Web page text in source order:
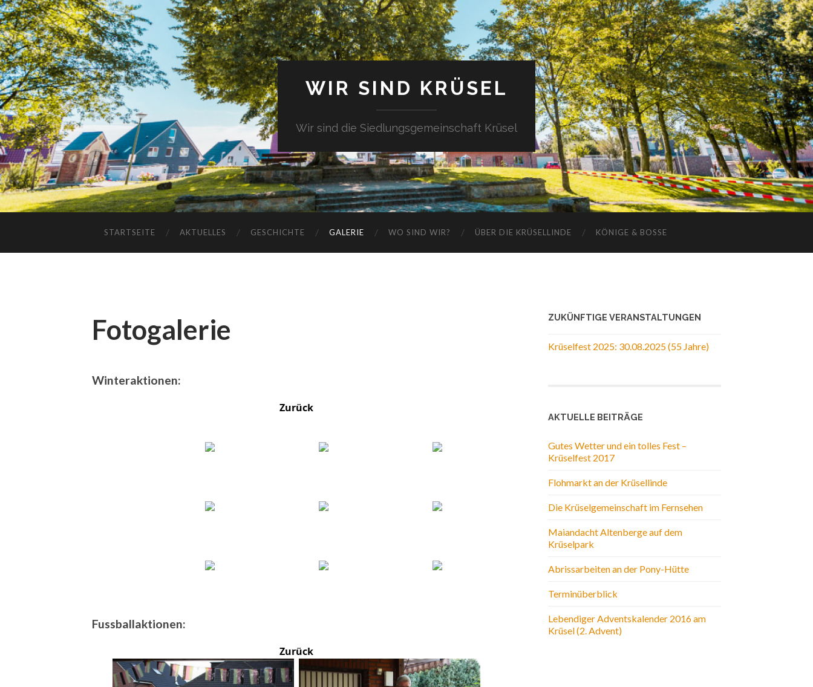
WIR SIND KRÜSEL
Wir sind die Siedlungsgemeinschaft Krüsel
STARTSEITE AKTUELLES GESCHICHTE GALERIE WO SIND WIR? ÜBER DIE KRÜSELLINDE KÖNIGE & BOSSE
Fotogalerie
Winteraktionen:
Zurück
Fussballaktionen:
Zurück
ZUKÜNFTIGE VERANSTALTUNGEN
Krüselfest 2025: 30.08.2025 (55 Jahre)
AKTUELLE BEITRÄGE
Gutes Wetter und ein tolles Fest –
Krüselfest 2017
Flohmarkt an der Krüsellinde
Die Krüselgemeinschaft im Fernsehen
Maiandacht Altenberge auf dem
Krüselpark
Abrissarbeiten an der Pony-Hütte
Terminüberblick
Lebendiger Adventskalender 2016 am
Krüsel (2. Advent)